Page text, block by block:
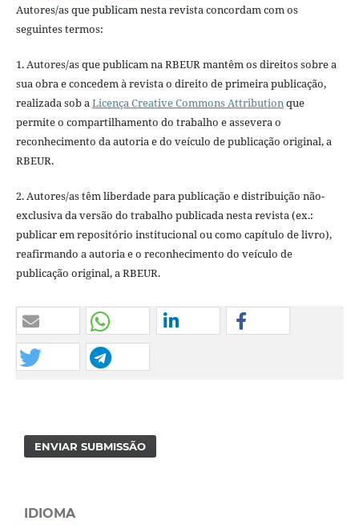
Autores/as que publicam nesta revista concordam com os
seguintes termos:
1. Autores/as que publicam na RBEUR mantêm os direitos sobre a
sua obra e concedem à revista o direito de primeira publicação,
realizada sob aLicença Creative Commons Attributionque
permite o compartilhamento do trabalho e assevera o
reconhecimento da autoria e do veículo de publicação original, a
RBEUR.
2. Autores/as têm liberdade para publicação e distribuição não-
exclusiva da versão do trabalho publicada nesta revista (ex.:
publicar em repositório institucional ou como capítulo de livro),
reafirmando a autoria e o reconhecimento do veículo de
publicação original, a RBEUR.
ENVIAR SUBMISSÃO
IDIOMA